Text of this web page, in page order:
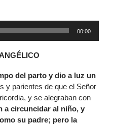
00:00
del parto y dio a luz un
y parientes de que el Señor
y se alegraban con
a circuncidar al niño, y
su padre; pero la